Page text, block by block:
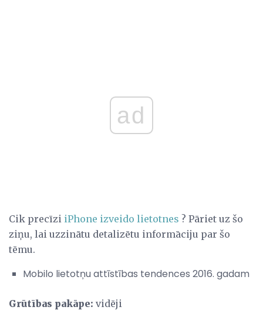
ad
Cik precīzi iPhone izveido lietotnes ? Pāriet uz šo
ziņu, lai uzzinātu detalizētu informāciju par šo
tēmu.
Mobilo lietotņu attīstības tendences 2016. gadam
Grūtības pakāpe: vidēji